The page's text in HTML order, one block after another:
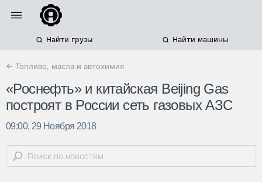
Найти грузы Найти машины
← Топливо, масла и автохимия
«Роснефть» и китайская Beijing Gas
построят в России сеть газовых АЗС
09:00, 29 Ноября 2018